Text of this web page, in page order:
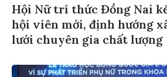
Hội Nữ trí thức Đồng Nai
hội viên mới, định hướng
lưới chuyên gia chất lượng